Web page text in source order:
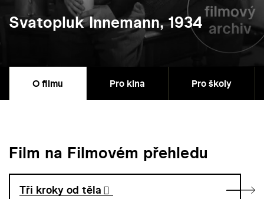
Svatopluk Innemann, 1934
O filmu Pro kina Pro školy
Film na Filmovém přehledu
Tři kroky od těla